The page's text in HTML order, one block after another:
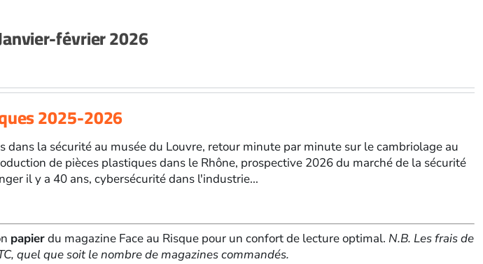
-
2026
février 2026
2025-2026
dans la sécurité au musée du Louvre, retour minute par minute sur le cambriolage au
de pièces plastiques dans le Rhône, prospective 2026 du marché de la sécurité
il y a 40 ans, cybersécurité dans l'industrie...
papierdu magazine Face au Risque pour un confort de lecture optimal. N.B. Les frais de
quel que soit le nombre de magazines commandés.